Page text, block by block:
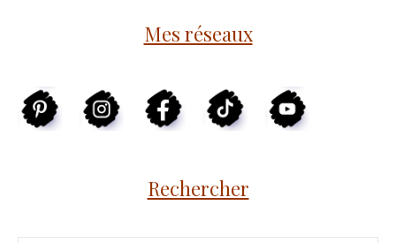
Mes réseaux
Rechercher